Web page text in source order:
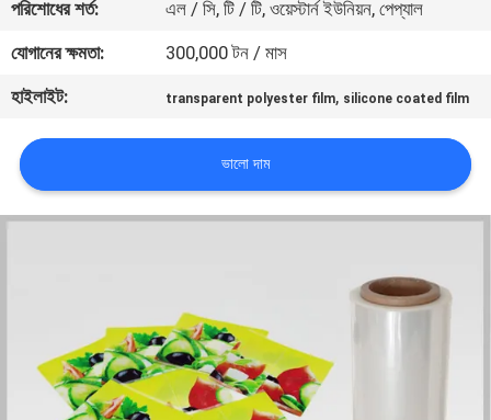
করুন
খবর
উদ্ধৃতির
সাইট
পরিশোধের শর্ত:
এল / সি, টি / টি, ওয়েস্টার্ন ইউনিয়ন, পেপ্যাল
যোগানের ক্ষমতা:
300,000 টন / মাস
হাইলাইট:
transparent polyester film, silicone coated film
ভালো দাম